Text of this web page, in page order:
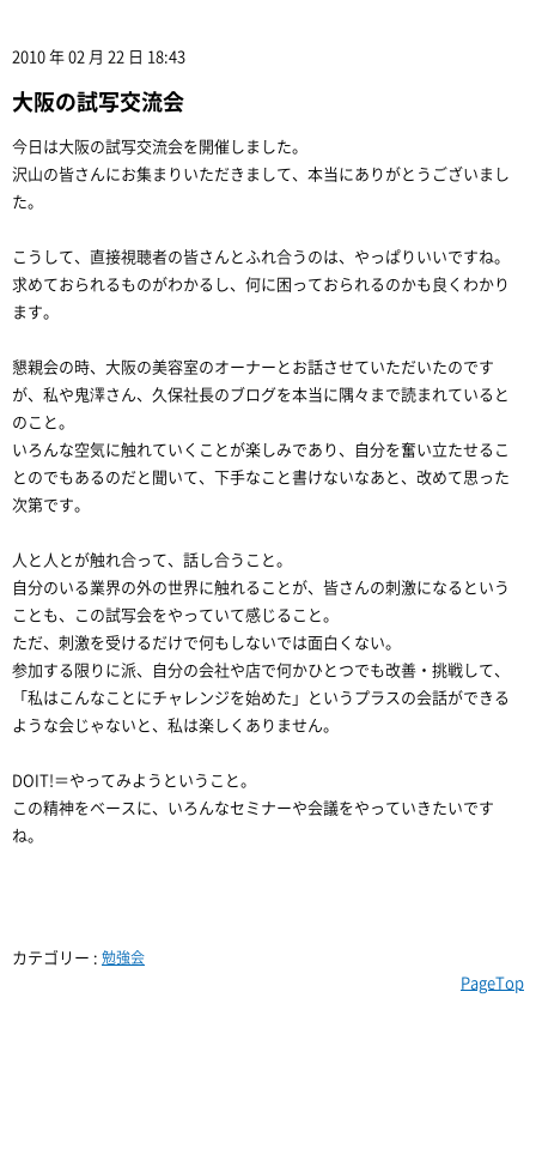
2010 年 02 月 22 日 18:43
大阪の試写交流会
今日は大阪の試写交流会を開催しました。
沢山の皆さんにお集まりいただきまして、本当にありがとうございまし
た。
こうして、直接視聴者の皆さんとふれ合うのは、やっぱりいいですね。
求めておられるものがわかるし、何に困っておられるのかも良くわかり
ます。
懇親会の時、大阪の美容室のオーナーとお話させていただいたのです
が、私や鬼澤さん、久保社長のブログを本当に隅々まで読まれていると
のこと。
いろんな空気に触れていくことが楽しみであり、自分を奮い立たせるこ
とのでもあるのだと聞いて、下手なこと書けないなあと、改めて思った
次第です。
人と人とが触れ合って、話し合うこと。
自分のいる業界の外の世界に触れることが、皆さんの刺激になるという
ことも、この試写会をやっていて感じること。
ただ、刺激を受けるだけで何もしないでは面白くない。
参加する限りに派、自分の会社や店で何かひとつでも改善・挑戦して、
「私はこんなことにチャレンジを始めた」というプラスの会話ができる
ような会じゃないと、私は楽しくありません。
DOIT!＝やってみようということ。
この精神をベースに、いろんなセミナーや会議をやっていきたいです
ね。
カテゴリー : 勉強会
PageTop